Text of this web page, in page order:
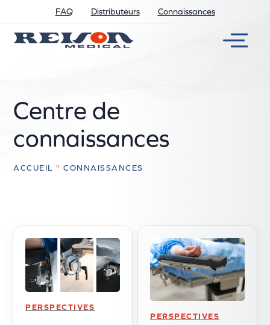
FAQ Distributeurs Connaissances
Centre de
connaissances
ACCUEIL "CONNAISSANCES
PERSPECTIVES
PERSPECTIVES